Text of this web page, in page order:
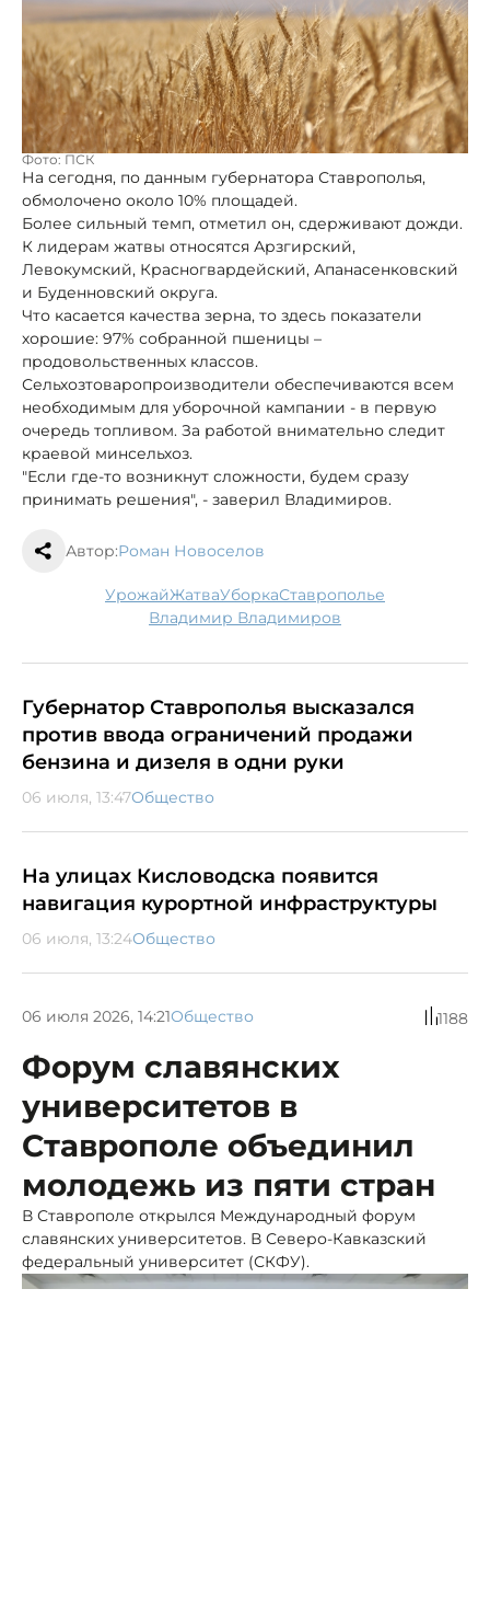
Фото: ПСК
На сегодня, по данным губернатора Ставрополья,
обмолочено около 10% площадей.
Более сильный темп, отметил он, сдерживают дожди.
К лидерам жатвы относятся Арзгирский,
Левокумский, Красногвардейский, Апанасенковский
и Буденновский округа.
Что касается качества зерна, то здесь показатели
хорошие: 97% собранной пшеницы –
продовольственных классов.
Сельхозтоваропроизводители обеспечиваются всем
необходимым для уборочной кампании - в первую
очередь топливом. За работой внимательно следит
краевой минсельхоз.
"Если где-то возникнут сложности, будем сразу
принимать решения", - заверил Владимиров.
Автор:Роман Новоселов
урожай жатва уборка
Ставрополье
Владимир Владимиров
Губернатор Ставрополья высказался
против ввода ограничений продажи
бензина и дизеля в одни руки
06 июля, 13:47Общество
На улицах Кисловодска появится
навигация курортной инфраструктуры
06 июля, 13:24Общество
06 июля 2026, 14:21Общество 1188
Форум славянских
университетов в
Ставрополе объединил
молодежь из пяти стран
В Ставрополе открылся Международный форум
славянских университетов. В Северо-Кавказский
федеральный университет (СКФУ).